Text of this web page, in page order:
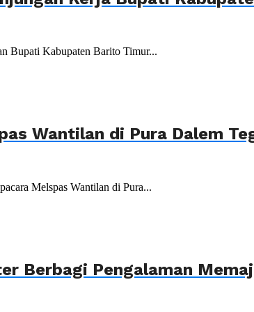
Bupati Kabupaten Barito Timur...
Wantilan di Pura Dalem
Melspas Wantilan di Pura...
Berbagi Pengalaman